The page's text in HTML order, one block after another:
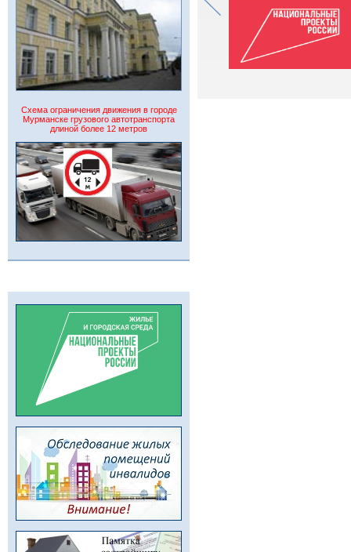
Схема ограничения движения в городе
Мурманске грузового автотранспорта
длиной более 12 метров